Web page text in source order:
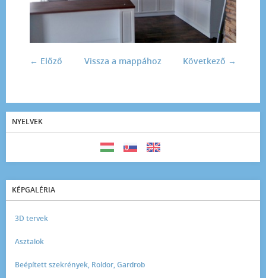
← Előző Következő →
Vissza a mappához
NYELVEK
KÉPGALÉRIA
3D tervek
Asztalok
Beépített szekrények, Roldor, Gardrob